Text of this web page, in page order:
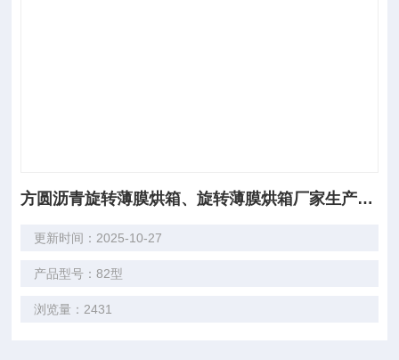
方圆沥青旋转薄膜烘箱、旋转薄膜烘箱厂家生产销售
更新时间：2025-10-27
产品型号：82型
浏览量：2431